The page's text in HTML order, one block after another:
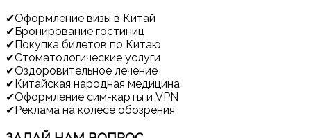
✔Оформление визы в Китай
✔ Бронирование гостиниц
✔ Покупка билетов по Китаю
✔Стоматологические услуги
✔Оздоровительное лечение
✔ Китайская народная медицина
✔Оформление сим-карты и VPN
✔ Реклама на колесе обозрения